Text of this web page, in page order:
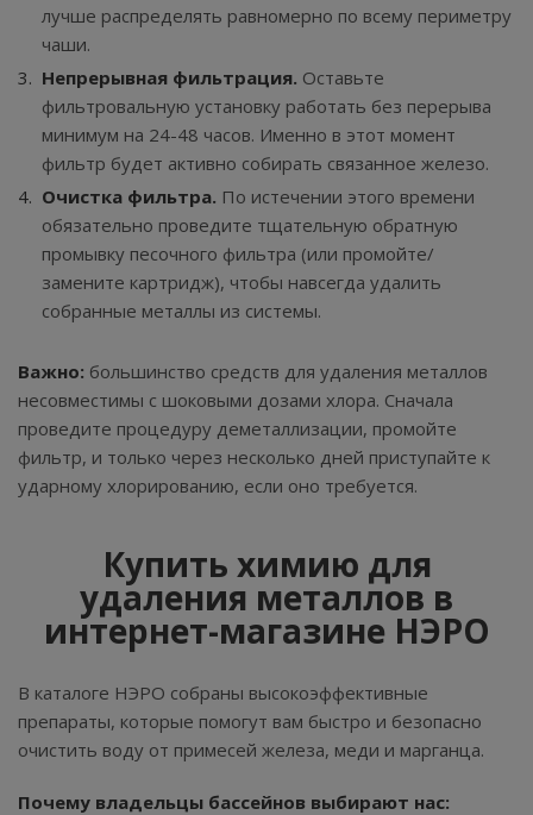
лучше распределять равномерно по всему периметру
чаши.
Непрерывная фильтрация. Оставьте
фильтровальную установку работать без перерыва
минимум на 24-48 часов. Именно в этот момент
фильтр будет активно собирать связанное железо.
Очистка фильтра. По истечении этого времени
обязательно проведите тщательную обратную
промывку песочного фильтра (или промойте/
замените картридж), чтобы навсегда удалить
собранные металлы из системы.
Важно: большинство средств для удаления металлов
несовместимы с шоковыми дозами хлора. Сначала
проведите процедуру деметаллизации, промойте
фильтр, и только через несколько дней приступайте к
ударному хлорированию, если оно требуется.
Купить химию для
удаления металлов в
интернет-магазине НЭРО
В каталоге НЭРО собраны высокоэффективные
препараты, которые помогут вам быстро и безопасно
очистить воду от примесей железа, меди и марганца.
Почему владельцы бассейнов выбирают нас: